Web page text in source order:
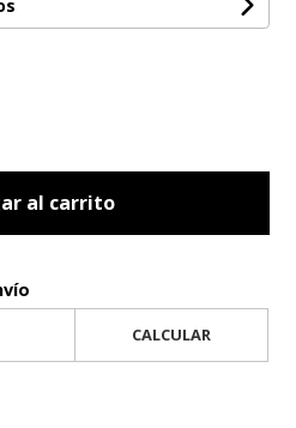
al carrito
CALCULAR